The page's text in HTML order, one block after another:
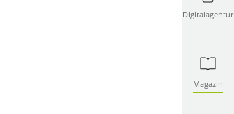
Digitalagentur
Magazin